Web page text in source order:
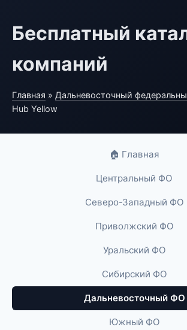
Бесплатный
компаний
Главная » Дальневосточный
Hub Yellow
🏠 Главная
Центральный ФО
Северо-Западный ФО
Приволжский ФО
Уральский ФО
Сибирский ФО
Дальневосточный ФО
Южный ФО